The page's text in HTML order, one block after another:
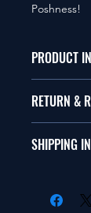
Poshness!
PRODUCT
本品は1/
This items
RETURN &
商品に明
isn't
SHIPPING
します。